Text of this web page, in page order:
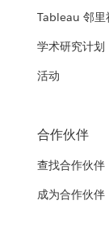
Tableau 邻里
学术研究计划
活动
合作伙伴
查找合作伙伴
成为合作伙伴